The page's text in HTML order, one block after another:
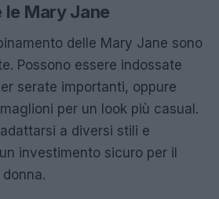
le Mary Jane
delle Mary Jane sono
Possono essere indossate
serate importanti, oppure
per un look più casual.
a diversi stili e
investimento sicuro per il